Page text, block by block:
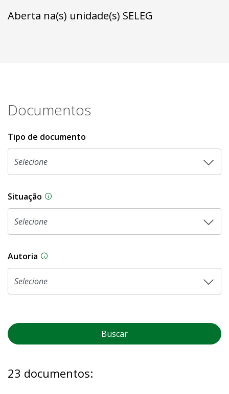
Aberta na(s) unidade(s) SELEG
Documentos
Tipo de documento
Situação Na CLDF, as proposições legislativas
Autoria As proposições legislativas na CLDF podem
Buscar
23 documentos: